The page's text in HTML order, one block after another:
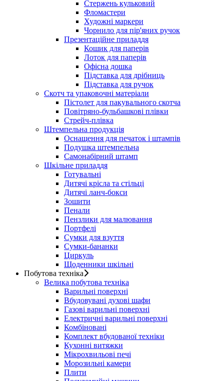
Стержень кульковий
Фломастери
Художні маркери
Чорнило для пір'яних ручок
Презентаційне приладдя
Кошик для паперів
Лоток для паперів
Офісна дошка
Підставка для дрібниць
Підставка для ручок
Скотч та упаковочні матеріали
Пістолет для пакувального скотча
Повітряно-бульбашкові плівки
Стрейч-плівка
Штемпельна продукція
Оснащення для печаток і штампів
Подушка штемпельна
Самонабірний штамп
Шкільне приладдя
Готувальні
Дитячі крісла та стільці
Дитячі ланч-бокси
Зошити
Пенали
Пензлики для малювання
Портфелі
Сумки для взуття
Сумки-бананки
Циркуль
Щоденники шкільні
Побутова техніка
Велика побутова техніка
Варильні поверхні
Вбудовувані духові шафи
Газові варильні поверхні
Електричні варильні поверхні
Комбіновані
Комплект вбудованої техніки
Кухонні витяжки
Мікрохвильові печі
Морозильні камери
Плити